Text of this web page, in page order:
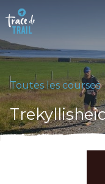
Toutes les courses